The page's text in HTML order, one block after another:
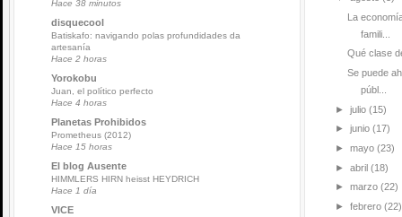
Hace 38 minutos
disquecool
Batiskafo: navigando polas profundidades da
artesanía
Hace 2 horas
Yorokobu
Juan, el político perfecto
Hace 4 horas
Planetas Prohibidos
Prometheus (2012)
Hace 15 horas
El blog Ausente
HIMMLERS HIRN heisst HEYDRICH
Hace 1 día
VICE
La
famili...
Qué clase
Se puede
públ...
► julio (15)
► junio (17)
► mayo (23)
► abril (18)
► marzo (22)
► febrero (22)